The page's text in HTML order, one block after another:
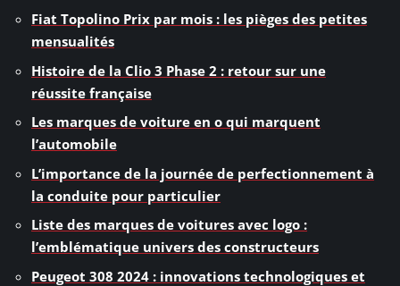
Fiat Topolino Prix par mois : les pièges des petites
mensualités
Histoire de la Clio 3 Phase 2 : retour sur une
réussite française
Les marques de voiture en o qui marquent
l’automobile
L’importance de la journée de perfectionnement à
la conduite pour particulier
Liste des marques de voitures avec logo :
l’emblématique univers des constructeurs
Peugeot 308 2024 : innovations technologiques et